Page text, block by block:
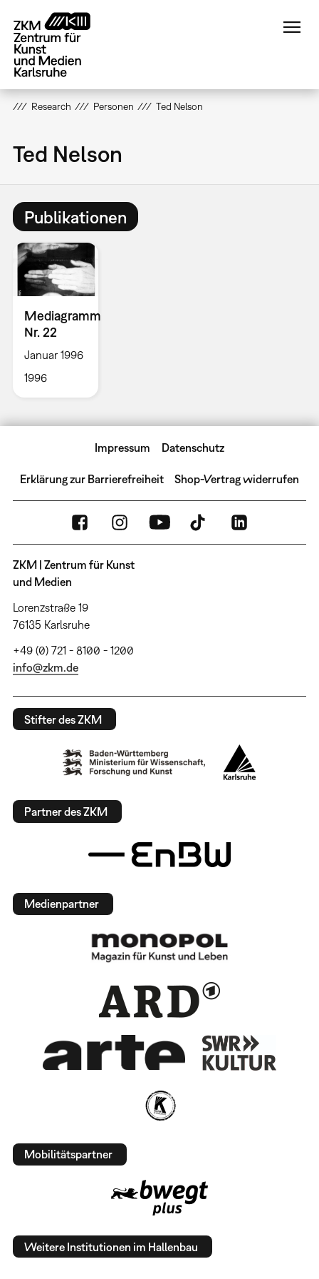
zum
Inhalt
Research Personen Ted Nelson
Ted Nelson
Publikationen
Mediagramm
Nr. 22
Januar 1996
1996
Impressum Datenschutz
Erklärung zur Barrierefreiheit Shop-Vertrag widerrufen
ZKM | Zentrum für Kunst
und Medien
Lorenzstraße 19
76135 Karlsruhe
+49 (0) 721 - 8100 - 1200
info@zkm.de
Stifter des ZKM
Partner des ZKM
Medienpartner
Mobilitätspartner
Weitere Institutionen im Hallenbau